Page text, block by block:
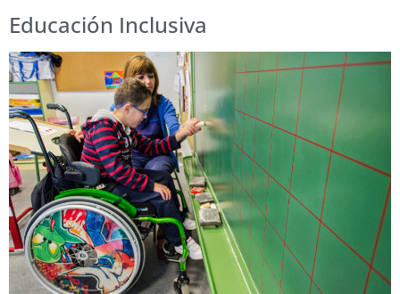
Educación Inclusiva